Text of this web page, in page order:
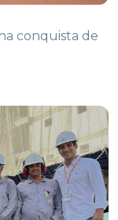
conquista de